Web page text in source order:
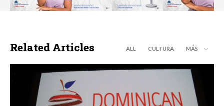
Related Articles ALL CULTURA MÁS